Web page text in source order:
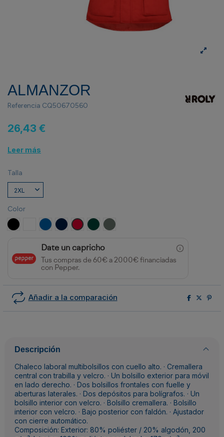
ALMANZOR
Referencia CQ50670560
26,43 €
Leer más
Talla
Color
NEGRO BLANCOROYAL MARINOROJO VERDE BOTELLA
PLOMO
Date un capricho
Tus compras de 60€ a 2000€ financiadas
con Pepper.
Añadir a la comparación
Descripción
Chaleco laboral multibolsillos con cuello alto. · Cremallera
central con trabilla y velcro. · Un bolsillo exterior para móvil
en lado derecho. · Dos bolsillos frontales con fuelle y
aberturas laterales. · Dos depósitos para bolígrafos. · Un
bolsillo interior con velcro. · Bolsillo cremallera. · Bolsillo
interior con velcro. · Bajo posterior con faldón. · Ajustador
con cierre automático.
Composición: Exterior: 80% poliéster / 20% algodón, 200